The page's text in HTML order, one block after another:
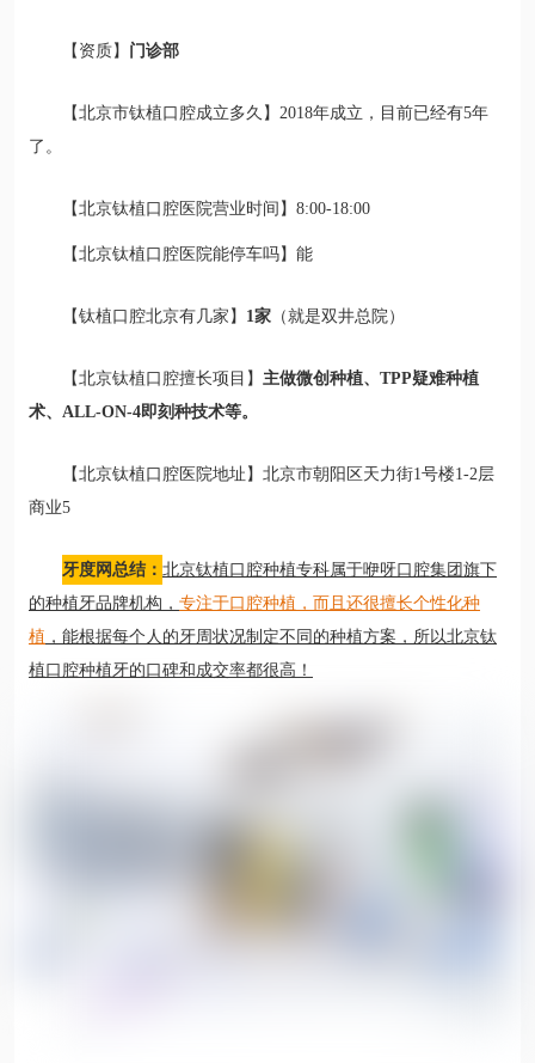
【 资质】 门诊部
【北京市钛植口腔成立多久 】2018年成立，目前已经有5年
了。
【北京钛植口腔医院营业时间 】8:00-18:00
【北京钛植口腔医院能停车吗】能
【钛植口腔北京有几家 】 1家 （就是双井总院）
【北京钛植口腔擅长项目 】 主做微创种植、TPP疑难种植
术、ALL-ON-4即刻种技术等。
【北京钛植口腔医院地址 】北京市朝阳区天力街1号楼1-2层
商业5
牙度网总结： 北京钛植口腔种植专科属于咿呀口腔集团旗下
的种植牙品牌机构， 专注于口腔种植，而且还很擅长个性化种
植 ，能根据每个人的牙周状况制定不同的种植方案，所以北京钛
植口腔种植牙的口碑和成交率都很高！